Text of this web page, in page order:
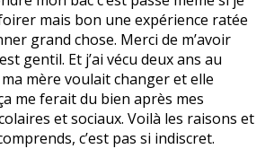
mais bon une expérience ratée
grand chose. Merci de m’avoir
gentil. Et j’ai vécu deux ans au
mère voulait changer et elle
me ferait du bien après mes
et sociaux. Voilà les raisons et
c’est pas si indiscret.